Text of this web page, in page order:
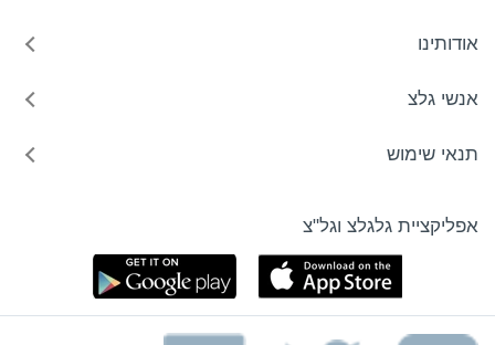
אודותינו
אנשי גלצ
תנאי שימוש
אפליקציית גלגלצ וגל"צ